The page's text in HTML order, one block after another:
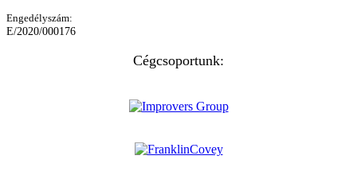
Engedélyszám:
E/2020/000176
Cégcsoportunk: